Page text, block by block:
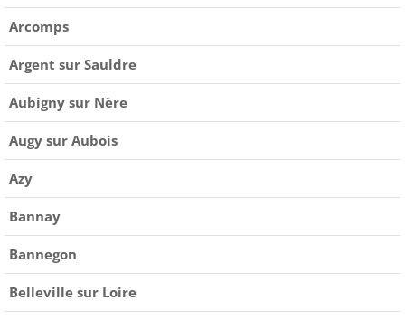
Arcomps
Argent sur Sauldre
Aubigny sur Nère
Augy sur Aubois
Azy
Bannay
Bannegon
Belleville sur Loire